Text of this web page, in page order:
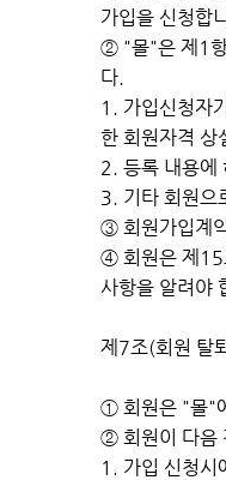
가입을 신청합
② "몰"은 제1항
다.
1. 가입신청자
한 회원자격 상
2. 등록 내용에
3. 기타 회원으
③ 회원가입계
④ 회원은 제15
사항을 알려야
제7조(회원 탈
① 회원은 "몰"
② 회원이 다음
1. 가입 신청시